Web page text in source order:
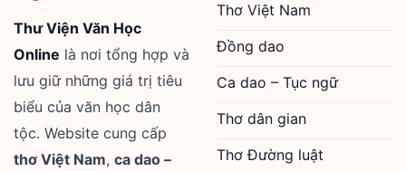
Thư Viện Văn Học
Online là nơi tổng hợp và
lưu giữ những giá trị tiêu
biểu của văn học dân
tộc. Website cung cấp
thơ Việt Nam, ca dao –
Thơ Việt Nam
Đồng dao
Ca dao – Tục ngữ
Thơ dân gian
Thơ Đường luật